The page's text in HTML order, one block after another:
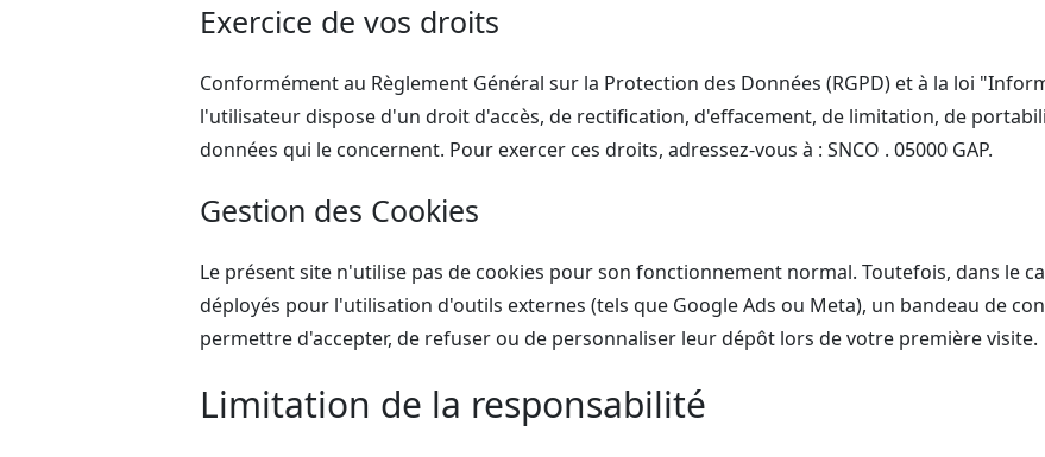
Exercice de vos droits
Conformément au Règlement Général sur la Protection des Données (RGPD) et à la loi
l'utilisateur dispose d'un droit d'accès, de rectification, d'effacement, de limitation, de
données qui le concernent. Pour exercer ces droits, adressez-vous à : SNCO . 05000 GAP.
Gestion des Cookies
Le présent site n'utilise pas de cookies pour son fonctionnement normal. Toutefois, dans le
déployés pour l'utilisation d'outils externes (tels que Google Ads ou Meta), un bandeau de
permettre d'accepter, de refuser ou de personnaliser leur dépôt lors de votre première visite.
Limitation de la responsabilité